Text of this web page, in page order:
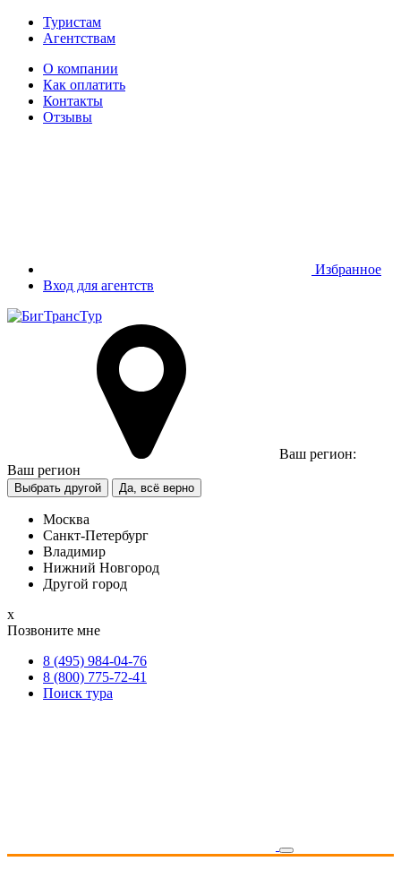
Туристам
Агентствам
О компании
Как оплатить
Контакты
Отзывы
Избранное
Вход для агентств
Ваш регион:
Ваш регион
Выбрать другой Да, всё верно
Москва
Санкт-Петербург
Владимир
Нижний Новгород
Другой город
х
Позвоните мне
8 (495) 984-04-76
8 (800) 775-72-41
Поиск тура